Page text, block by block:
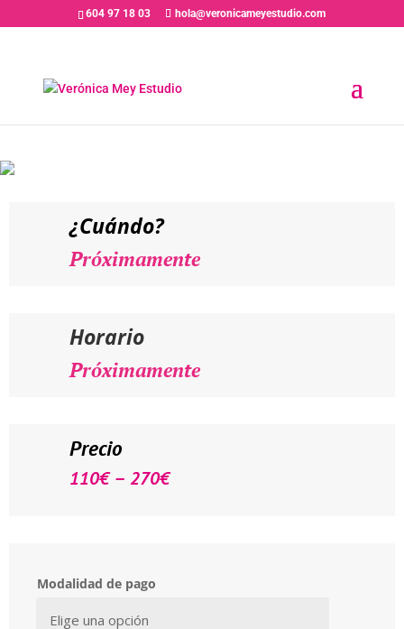
604 97 18 03 hola@veronicameyestudio.com
PRÓXIMAMENTE //
Interpretación 1 / Iniciación
¿Cuándo?
Próximamente
Horario
Próximamente
Precio
110€– 270€
Modalidad de pago